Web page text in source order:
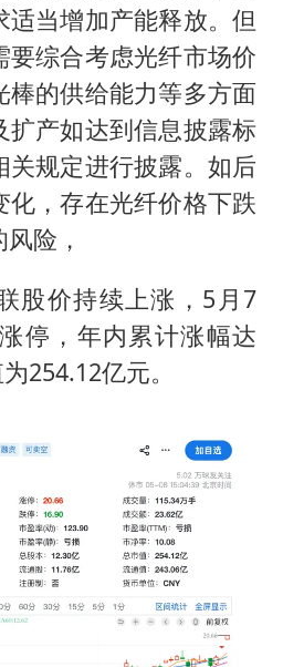
当增加产能释放。但
要综合考虑光纤市场价
棒的供给能力等多方面
扩产如达到信息披露标
关规定进行披露。如后
化，存在光纤价格下跌
险，
股价持续上涨，5月7
停，年内累计涨幅达
254.12亿元。